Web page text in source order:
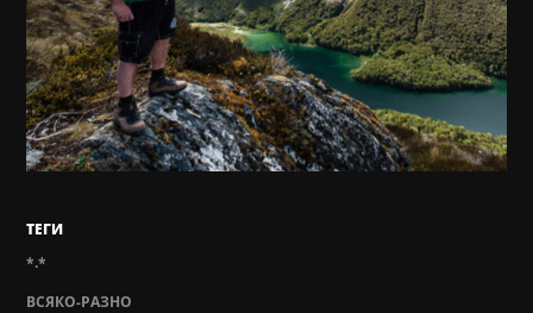
ТЕГИ
*.*
ВСЯКО-РАЗНО